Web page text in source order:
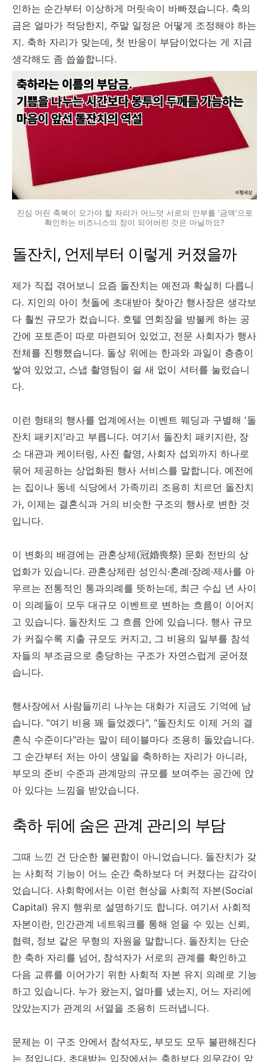
인하는 순간부터 이상하게 머릿속이 바빠졌습니다. 축의
금은 얼마가 적당한지, 주말 일정은 어떻게 조정해야 하는
지. 축하 자리가 맞는데, 첫 반응이 부담이었다는 게 지금
생각해도 좀 씁쓸합니다.
진심 어린 축복이 오가야 할 자리가 어느덧 서로의 안부를 '금액'으로
확인하는 비즈니스의 장이 되어버린 것은 아닐까요?
돌잔치, 언제부터 이렇게 커졌을까
제가 직접 겪어보니 요즘 돌잔치는 예전과 확실히 다릅니
다. 지인의 아이 첫돌에 초대받아 찾아간 행사장은 생각보
다 훨씬 규모가 컸습니다. 호텔 연회장을 방불케 하는 공
간에 포토존이 따로 마련되어 있었고, 전문 사회자가 행사
전체를 진행했습니다. 돌상 위에는 한과와 과일이 층층이
쌓여 있었고, 스냅 촬영팀이 쉴 새 없이 셔터를 눌렀습니
다.
이런 형태의 행사를 업계에서는 이벤트 웨딩과 구별해 '돌
잔치 패키지'라고 부릅니다. 여기서 돌잔치 패키지란, 장
소 대관과 케이터링, 사진 촬영, 사회자 섭외까지 하나로
묶어 제공하는 상업화된 행사 서비스를 말합니다. 예전에
는 집이나 동네 식당에서 가족끼리 조용히 치르던 돌잔치
가, 이제는 결혼식과 거의 비슷한 구조의 행사로 변한 것
입니다.
이 변화의 배경에는 관혼상제(冠婚喪祭) 문화 전반의 상
업화가 있습니다. 관혼상제란 성인식·혼례·장례·제사를 아
우르는 전통적인 통과의례를 뜻하는데, 최근 수십 년 사이
이 의례들이 모두 대규모 이벤트로 변하는 흐름이 이어지
고 있습니다. 돌잔치도 그 흐름 안에 있습니다. 행사 규모
가 커질수록 지출 규모도 커지고, 그 비용의 일부를 참석
자들의 부조금으로 충당하는 구조가 자연스럽게 굳어졌
습니다.
행사장에서 사람들끼리 나누는 대화가 지금도 기억에 남
습니다. "여기 비용 꽤 들었겠다", "돌잔치도 이제 거의 결
혼식 수준이다"라는 말이 테이블마다 조용히 돌았습니다.
그 순간부터 저는 아이 생일을 축하하는 자리가 아니라,
부모의 준비 수준과 관계망의 규모를 보여주는 공간에 앉
아 있다는 느낌을 받았습니다.
축하 뒤에 숨은 관계 관리의 부담
그때 느낀 건 단순한 불편함이 아니었습니다. 돌잔치가 갖
는 사회적 기능이 어느 순간 축하보다 더 커졌다는 감각이
었습니다. 사회학에서는 이런 현상을 사회적 자본(Social
Capital) 유지 행위로 설명하기도 합니다. 여기서 사회적
자본이란, 인간관계 네트워크를 통해 얻을 수 있는 신뢰,
협력, 정보 같은 무형의 자원을 말합니다. 돌잔치는 단순
한 축하 자리를 넘어, 참석자가 서로의 관계를 확인하고
다음 교류를 이어가기 위한 사회적 자본 유지 의례로 기능
하고 있습니다. 누가 왔는지, 얼마를 냈는지, 어느 자리에
앉았는지가 관계의 서열을 조용히 드러냅니다.
문제는 이 구조 안에서 참석자도, 부모도 모두 불편해진다
는 점입니다. 초대받는 입장에서는 축하보다 의무감이 앞